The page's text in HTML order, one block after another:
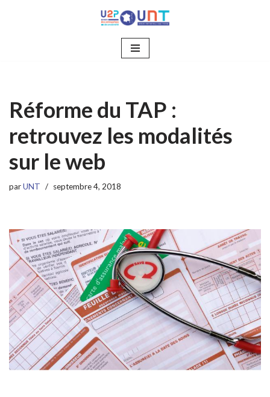
Réforme du TAP :
retrouvez les modalités
sur le web
parUNT septembre 4, 2018